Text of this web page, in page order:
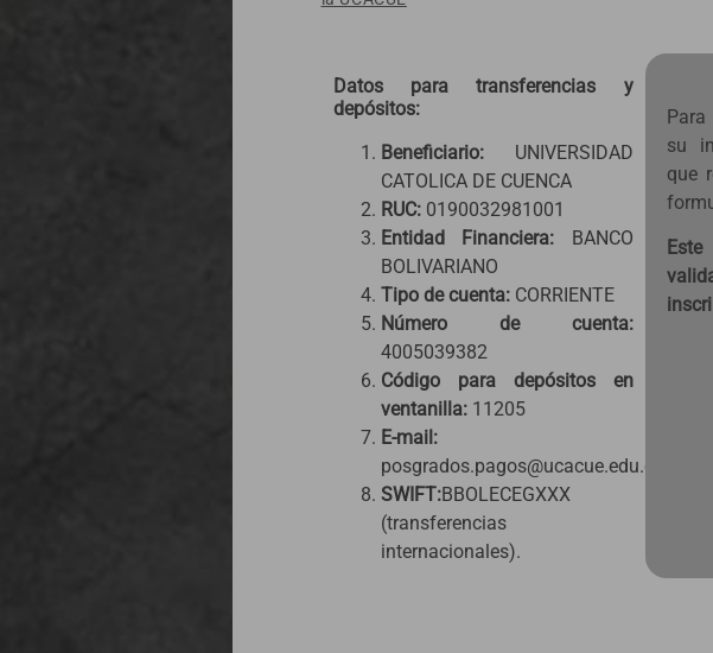
Datos para transferencias y
depósitos:
Beneficiario:UNIVERSIDAD
CATOLICA DE CUENCA
RUC:0190032981001
Entidad Financiera: BANCO
BOLIVARIANO
Tipo de cuenta: CORRIENTE
Número de cuenta:
4005039382
Código para depósitos en
ventanilla:11205
E-mail:
posgrados.pagos@ucacue.edu.ec
SWIFT:BBOLECEGXXX
(transferencias
internacionales).
su
que